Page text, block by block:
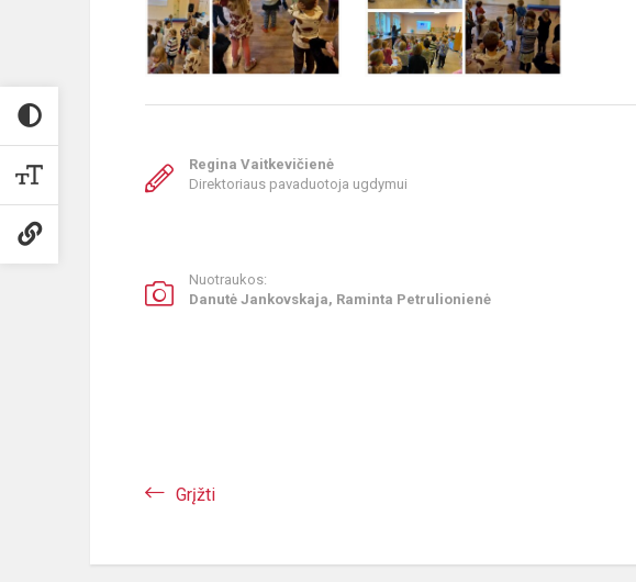
Regina Vaitkevičienė
Direktoriaus pavaduotoja ugdymui
Nuotraukos:
Danutė Jankovskaja, Raminta Petrulionienė
Grįžti